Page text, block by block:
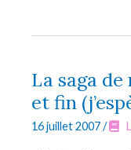
deathly
hallows »
La saga
et fin
16 juillet 2007/